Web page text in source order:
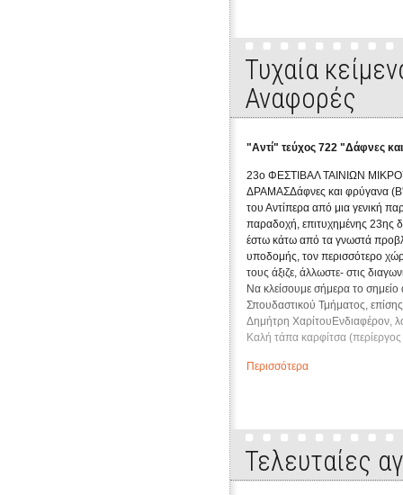
Τυχαία
Αναφορές
"Αντί" τεύχος 722 "Δάφνες
23ο ΦΕΣΤΙΒΑΛ ΤΑΙΝΙΩΝ
ΔΡΑΜΑΣΔάφνες και φρύγανα
του Αντίπερα από μια γενική
παραδοχή, επιτυχημένης 23ης
έστω κάτω από τα γνωστά
υποδομής, τον περισσότερο
τους άξιζε, άλλωστε- στις
Να κλείσουμε σήμερα το σημείο
Σπουδαστικού Τμήματος, επίσης
Δημήτρη ΧαρίτουΕνδιαφέρον,
Καλή τάπα καρφίτσα
ταινία του Λευτέρη
Σπαρταριστή καταγραφή -και
κυνική, γνώρισμα βέβαια
-των ηθικοκοινωνικών
έρωτα και τον ερωτι...
Περισσότερα
Τελευταίες